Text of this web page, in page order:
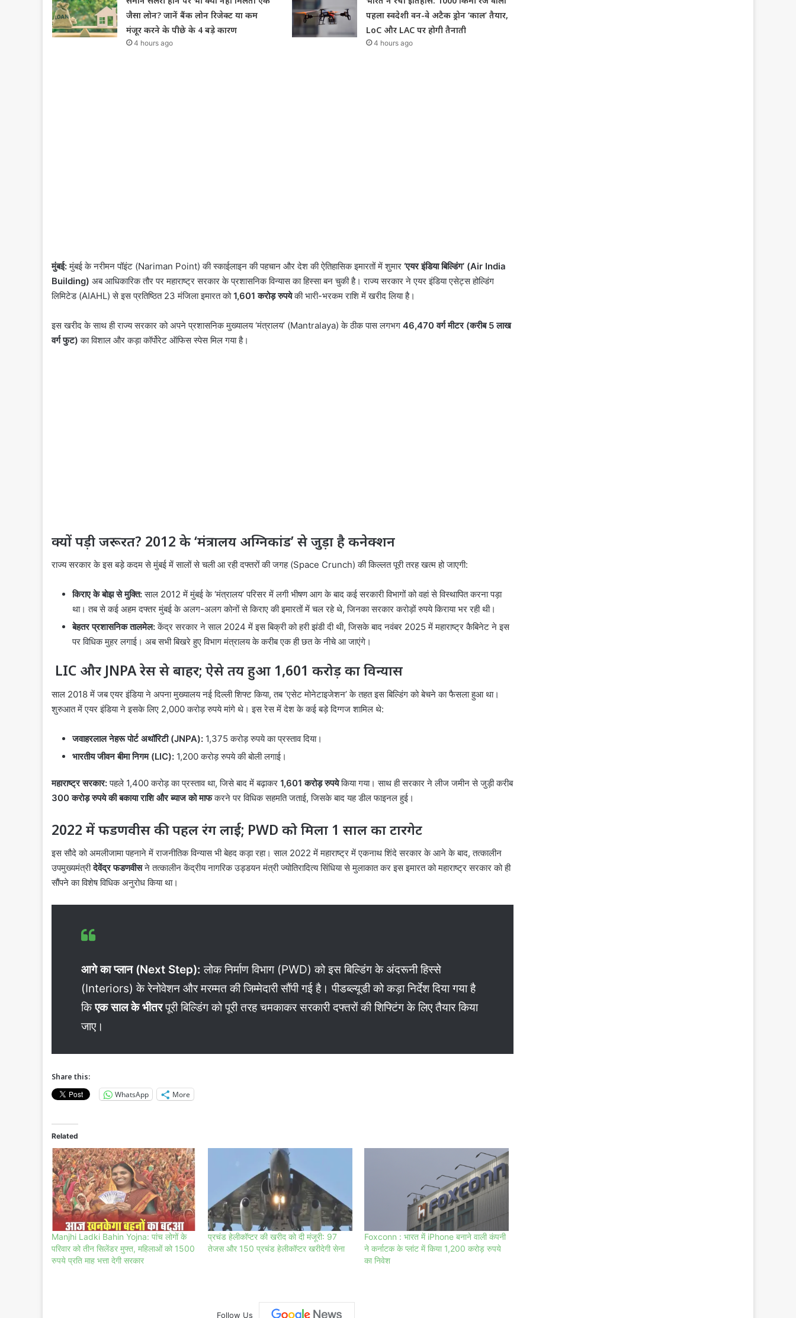
जैसा लोन? जानें बैंक लोन रिजेक्ट या कम
मंजूर करने के पीछे के 4 बड़े कारण
4 hours ago
पहला स्वदेशी वन-वे अटैक ड्रोन ‘काल’ तैयार,
LoC और LAC पर होगी तैनाती
4 hours ago
मुंबई:मुंबई के नरीमन पॉइंट (Nariman Point) की स्काईलाइन की पहचान और देश की ऐतिहासिक इमारतों में शुमार ‘एयर इंडिया बिल्डिंग’ (Air India
Building) अब आधिकारिक तौर पर महाराष्ट्र सरकार के प्रशासनिक विन्यास का हिस्सा बन चुकी है। राज्य सरकार ने एयर इंडिया एसेट्स होल्डिंग
लिमिटेड (AIAHL) से इस प्रतिष्ठित 23 मंजिला इमारत को1,601 करोड़ रुपयेकी भारी-भरकम राशि में खरीद लिया है।
इस खरीद के साथ ही राज्य सरकार को अपने प्रशासनिक मुख्यालय ‘मंत्रालय’ (Mantralaya) के ठीक पास लगभग 46,470 वर्ग मीटर (करीब 5 लाख
वर्ग फुट) का विशाल और कड़ा कॉर्पोरेट ऑफिस स्पेस मिल गया है।
क्यों पड़ी जरूरत? 2012 के ‘मंत्रालय अग्निकांड’ से जुड़ा है कनेक्शन
राज्य सरकार के इस बड़े कदम से मुंबई में सालों से चली आ रही दफ्तरों की जगह (Space Crunch) की किल्लत पूरी तरह खत्म हो जाएगी:
किराए के बोझ से मुक्ति:साल 2012 में मुंबई के ‘मंत्रालय’ परिसर में लगी भीषण आग के बाद कई सरकारी विभागों को वहां से विस्थापित करना पड़ा
था। तब से कई अहम दफ्तर मुंबई के अलग-अलग कोनों से किराए की इमारतों में चल रहे थे, जिनका सरकार करोड़ों रुपये किराया भर रही थी।
बेहतर प्रशासनिक तालमेल:केंद्र सरकार ने साल 2024 में इस बिक्री को हरी झंडी दी थी, जिसके बाद नवंबर 2025 में महाराष्ट्र कैबिनेट ने इस
पर विधिक मुहर लगाई। अब सभी बिखरे हुए विभाग मंत्रालय के करीब एक ही छत के नीचे आ जाएंगे।
LIC और JNPA रेस से बाहर; ऐसे तय हुआ 1,601 करोड़ का विन्यास
साल 2018 में जब एयर इंडिया ने अपना मुख्यालय नई दिल्ली शिफ्ट किया, तब ‘एसेट मोनेटाइजेशन’ के तहत इस बिल्डिंग को बेचने का फैसला हुआ था।
शुरुआत में एयर इंडिया ने इसके लिए 2,000 करोड़ रुपये मांगे थे। इस रेस में देश के कई बड़े दिग्गज शामिल थे:
जवाहरलाल नेहरू पोर्ट अथॉरिटी (JNPA): 1,375 करोड़ रुपये का प्रस्ताव दिया।
भारतीय जीवन बीमा निगम (LIC): 1,200 करोड़ रुपये की बोली लगाई।
महाराष्ट्र सरकार:पहले 1,400 करोड़ का प्रस्ताव था, जिसे बाद में बढ़ाकर 1,601 करोड़ रुपयेकिया गया। साथ ही सरकार ने लीज जमीन से जुड़ी करीब
300 करोड़ रुपये की बकाया राशि और ब्याज को माफकरने पर विधिक सहमति जताई, जिसके बाद यह डील फाइनल हुई।
2022 में फडणवीस की पहल रंग लाई; PWD को मिला 1 साल का टारगेट
इस सौदे को अमलीजामा पहनाने में राजनीतिक विन्यास भी बेहद कड़ा रहा। साल 2022 में महाराष्ट्र में एकनाथ शिंदे सरकार के आने के बाद, तत्कालीन
उपमुख्यमंत्रीदेवेंद्र फडणवीसने तत्कालीन केंद्रीय नागरिक उड्डयन मंत्री ज्योतिरादित्य सिंधिया से मुलाकात कर इस इमारत को महाराष्ट्र सरकार को ही
सौंपने का विशेष विधिक अनुरोध किया था।
आगे का प्लान (Next Step): लोक निर्माण विभाग (PWD) को इस बिल्डिंग के अंदरूनी हिस्से
(Interiors) के रेनोवेशन और मरम्मत की जिम्मेदारी सौंपी गई है। पीडब्ल्यूडी को कड़ा निर्देश दिया गया है
किएक साल के भीतरपूरी बिल्डिंग को पूरी तरह चमकाकर सरकारी दफ्तरों की शिफ्टिंग के लिए तैयार किया
जाए।
Share this:
WhatsApp
More
Related
Manjhi Ladki Bahin Yojna: पांच लोगों के
परिवार को तीन सिलेंडर मुफ्त, महिलाओं को 1500
रुपये प्रति माह भत्ता देगी सरकार
प्रचंड हेलीकॉप्टर की खरीद को दी मंजूरी: 97
तेजस और 150 प्रचंड हेलीकॉप्टर खरीदेगी सेना
Foxconn : भारत में iPhone बनाने वाली कंपनी
ने कर्नाटक के प्लांट में किया 1,200 करोड़ रुपये
का निवेश
Follow Us